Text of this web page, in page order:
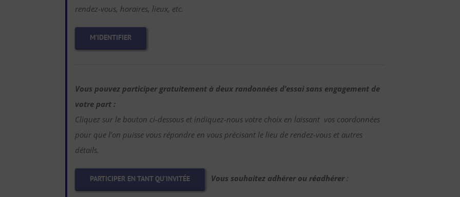
rendez-vous, horaires, lieux, etc.
M’IDENTIFIER
Vous pouvez participer gratuitement à deux randonnées d’essai sans engagement de
votre part :
Cliquez sur le bouton ci-dessous et indiquez-nous votre choix en laissant vos coordonnées
pour que l’on puisse vous répondre en vous précisant le lieu de rendez-vous et autres
détails.
PARTICIPER EN TANT QU’INVITÉE Vous souhaitez adhérer ou réadhérer: